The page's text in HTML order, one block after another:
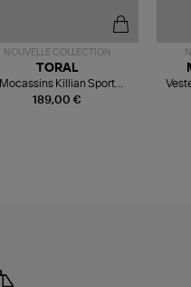
NOUVELLE COLLECTION
189,00 €
TORAL
Mocassins Killian Sport
Mousse